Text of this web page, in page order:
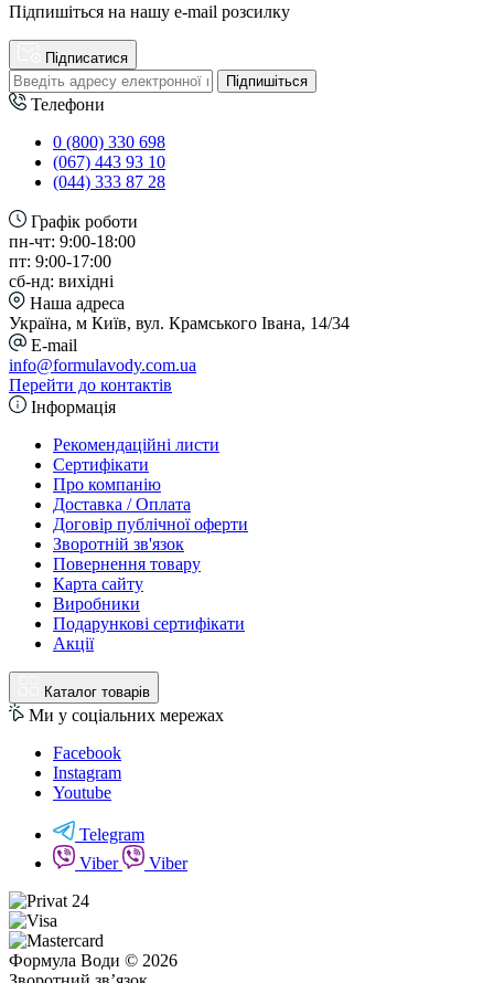
Підпишіться на нашу e-mail розсилку
Підписатися
Підпишіться
Телефони
0 (800) 330 698
(067) 443 93 10
(044) 333 87 28
Графік роботи
пн-чт: 9:00-18:00
пт: 9:00-17:00
сб-нд: вихідні
Наша адреса
Україна, м Київ, вул. Крамського Івана, 14/34
E-mail
info@formulavody.com.ua
Перейти до контактів
Інформація
Рекомендаційні листи
Сертифікати
Про компанію
Доставка / Оплата
Договір публічної оферти
Зворотній зв'язок
Повернення товару
Карта сайту
Виробники
Подарункові сертифікати
Акції
Каталог товарів
Ми у соціальних мережах
Facebook
Instagram
Youtube
Telegram
Viber
Viber
Формула Води © 2026